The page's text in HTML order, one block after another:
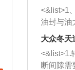
西取出
的堵塞，
洗剂对堵
放在燃油
动时，就
一圈半
圈数。
习，这样
驾驶车
向。
<&list>1
油封与油
和发动
逐渐减
活塞间隙
大众冬天
<&list>1.
断间隙需